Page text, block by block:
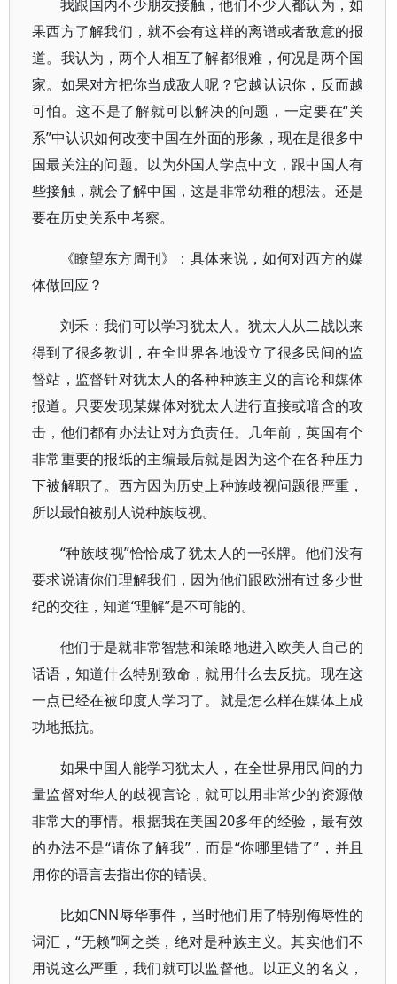
我跟国内不少朋友接触，他们不少人都认为，如
果西方了解我们，就不会有这样的离谱或者敌意的报
道。我认为，两个人相互了解都很难，何况是两个国
家。如果对方把你当成敌人呢？它越认识你，反而越
可怕。这不是了解就可以解决的问题，一定要在“关
系”中认识如何改变中国在外面的形象，现在是很多中
国最关注的问题。以为外国人学点中文，跟中国人有
些接触，就会了解中国，这是非常幼稚的想法。还是
要在历史关系中考察。
《瞭望东方周刊》：具体来说，如何对西方的媒
体做回应？
刘禾：我们可以学习犹太人。犹太人从二战以来
得到了很多教训，在全世界各地设立了很多民间的监
督站，监督针对犹太人的各种种族主义的言论和媒体
报道。只要发现某媒体对犹太人进行直接或暗含的攻
击，他们都有办法让对方负责任。几年前，英国有个
非常重要的报纸的主编最后就是因为这个在各种压力
下被解职了。西方因为历史上种族歧视问题很严重，
所以最怕被别人说种族歧视。
“种族歧视”恰恰成了犹太人的一张牌。他们没有
要求说请你们理解我们，因为他们跟欧洲有过多少世
纪的交往，知道“理解”是不可能的。
他们于是就非常智慧和策略地进入欧美人自己的
话语，知道什么特别致命，就用什么去反抗。现在这
一点已经在被印度人学习了。就是怎么样在媒体上成
功地抵抗。
如果中国人能学习犹太人，在全世界用民间的力
量监督对华人的歧视言论，就可以用非常少的资源做
非常大的事情。根据我在美国20多年的经验，最有效
的办法不是“请你了解我”，而是“你哪里错了”，并且
用你的语言去指出你的错误。
比如CNN辱华事件，当时他们用了特别侮辱性的
词汇，“无赖”啊之类，绝对是种族主义。其实他们不
用说这么严重，我们就可以监督他。以正义的名义，